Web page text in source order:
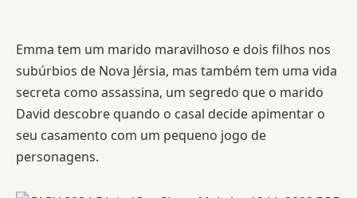
Emma tem um marido maravilhoso e dois filhos nos
subúrbios de Nova Jérsia, mas também tem uma vida
secreta como assassina, um segredo que o marido
David descobre quando o casal decide apimentar o
seu casamento com um pequeno jogo de
personagens.